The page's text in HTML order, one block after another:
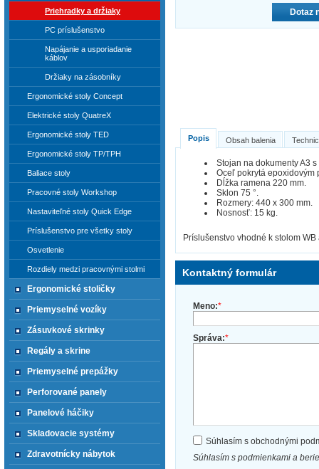
Dotaz
Popis Obsah balenia
Stojan na dokumenty A3
Oceľ pokrytá epoxidovým
Dĺžka ramena 220 mm.
Sklon 75 °.
Rozmery: 440 x 300 mm.
Nosnosť: 15 kg.
Príslušenstvo vhodné k stolom
Kontaktný formulár
Meno:*
Správa:*
Súhlasím s obchodnými
Súhlasím s podmienkami a
Priehradky a držiaky
PC príslušenstvo
Napájanie a usporiadanie
káblov
Držiaky na zásobníky
Ergonomické stoly Concept
Elektrické stoly QuatreX
Ergonomické stoly TED
Ergonomické stoly TP/TPH
Baliace stoly
Pracovné stoly Workshop
Nastaviteľné stoly Quick Edge
Príslušenstvo pre všetky stoly
Osvetlenie
Rozdiely medzi pracovnými stolmi
Ergonomické stoličky
Priemyselné vozíky
Zásuvkové skrinky
Regály a skrine
Priemyselné prepážky
Perforované panely
Panelové háčiky
Skladovacie systémy
Zdravotnícky nábytok